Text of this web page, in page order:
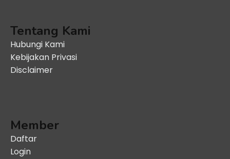
Tentang Kami
Hubungi Kami
Kebijakan Privasi
Disclaimer
Member
Daftar
Login